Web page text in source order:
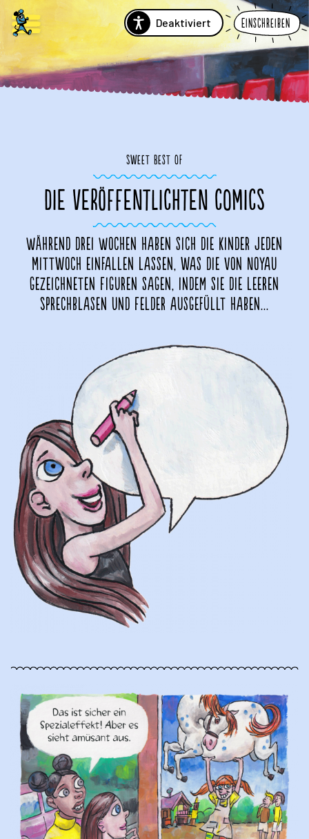
Deaktiviert Einschreiben
Sweet Best Of
DIE VERÖFFENTLICHTEN COMICS
Während drei Wochen haben sich die Kinder jeden
Mittwoch einfallen lassen, was die von Noyau
gezeichneten Figuren sagen, indem sie die leeren
Sprechblasen und Felder ausgefüllt haben...